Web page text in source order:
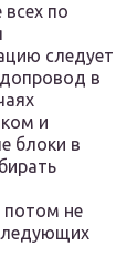
по
следует
в
и
блоки в
не